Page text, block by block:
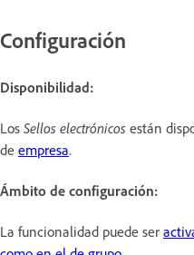
Configuración
Disponibilidad:
Los Sellos electrónicos están
de empresa.
Ámbito de configuración:
La funcionalidad puede ser